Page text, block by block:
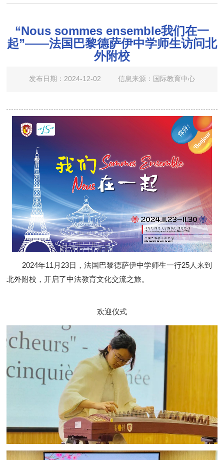
“Nous sommes ensemble我们在一
起”——法国巴黎德萨伊中学师生访问北
外附校
发布日期：2024-12-02 信息来源：国际教育中心
2024年11月23日，法国巴黎德萨伊中学师生一行25人来到
北外附校，开启了中法教育文化交流之旅。
欢迎仪式